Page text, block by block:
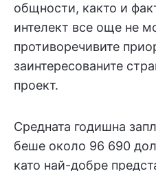
общности, както и
интелект все още не
противоречивите
заинтересованите
проект.
Средната годишна
беше около 96 690
като най-добре